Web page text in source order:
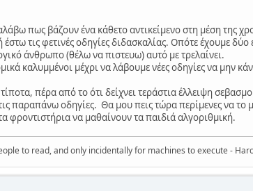
πως βάζουν ένα κάθετο αντικείμενο στη μέση της
τις φετινές οδηγίες διδασκαλίας. Οπότε έχουμε
άνθρωπο (θέλω να πιστευω) αυτό με τρελαίνει.
καλυμμένοι μέχρι να λάβουμε νέες οδηγίες να μην
πέρα από το ότι δείχνει τεράστια έλλειψη
παραπάνω οδηγίες. Θα μου πεις τώρα περίμενες να το
φροντιστήρια να μαθαίνουν τα παιδιά αλγοριθμική.
to read, and only incidentally for machines to execute -